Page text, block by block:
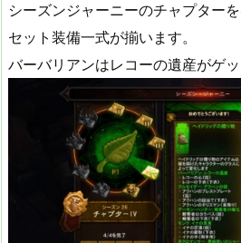
シーズンジャーニーのチャプター
セット装備一式が揃います。
バーバリアンはレコーの遺産がゲッ